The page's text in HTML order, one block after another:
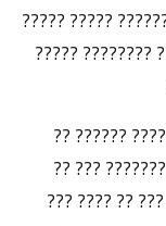
?????????? ?????
?? ???????
???? ???
?????
??????? ???